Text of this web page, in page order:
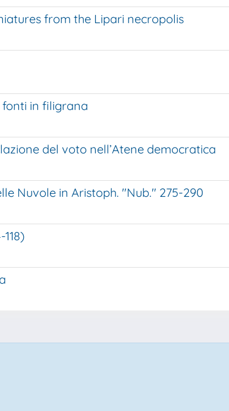
from the Lipari necropolis
fonti in filigrana
del voto nell’Atene democratica
Nuvole in Aristoph. "Nub." 275-290